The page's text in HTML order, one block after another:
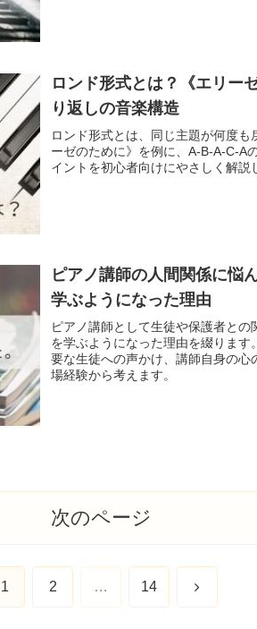
ロンド形式とは？《エリー
り返しの音楽構造
ロンド形式とは、同じ主題が何度も
ーゼのために》を例に、A-B-A-C-A
イントを初心者向けにやさしく解説
ピアノ講師の人間関係に悩
学ぶようになった理由
ピアノ講師として生徒や保護者と
を学ぶようになった理由を綴りま
要な生徒への声かけ、講師自身の心
場経験から考えます。
次のページ
1 2 … 14 次